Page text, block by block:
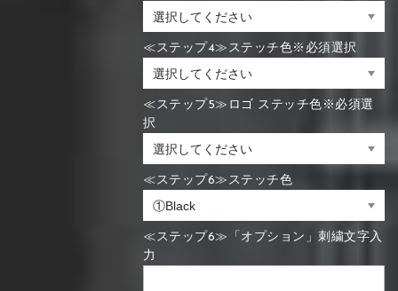
≪ステップ4≫ステッチ色※必須選択
≪ステップ5≫ロゴ ステッチ色※必須選
択
≪ステップ6≫ステッチ色
≪ステップ6≫「オプション」刺繍文字入
力